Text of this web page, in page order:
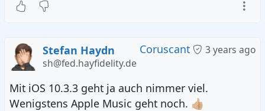
Coruscant 3 years ago
Stefan Haydn
sh@fed.hayfidelity.de
Mit iOS 10.3.3 geht ja auch nimmer viel.
Wenigstens Apple Music geht noch. 👍🏼